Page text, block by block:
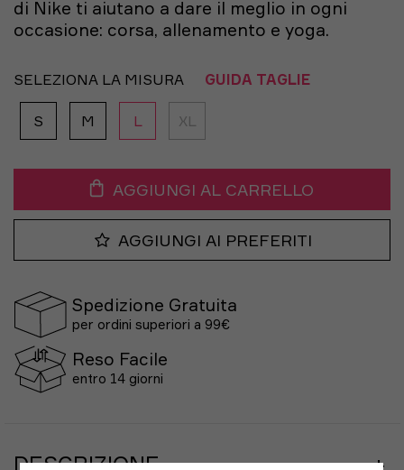
di Nike ti aiutano a dare il meglio in ogni
occasione: corsa, allenamento e yoga.
SELEZIONA LA MISURA GUIDA TAGLIE
S M L XL
AGGIUNGI AL CARRELLO
AGGIUNGI AI PREFERITI
Spedizione Gratuita
per ordini superiori a 99€
Reso Facile
entro 14 giorni
DESCRIZIONE